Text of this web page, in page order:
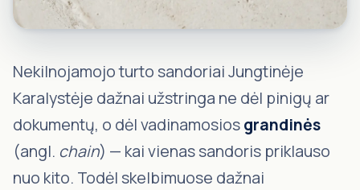
Nekilnojamojo turto sandoriai Jungtinėje
Karalystėje dažnai užstringa ne dėl pinigų ar
dokumentų, o dėl vadinamosiosgrandinės
(angl. chain) — kai vienas sandoris priklauso
nuo kito. Todėl skelbimuose dažnai